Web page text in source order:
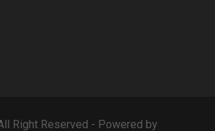
Right Reserved - Powered by